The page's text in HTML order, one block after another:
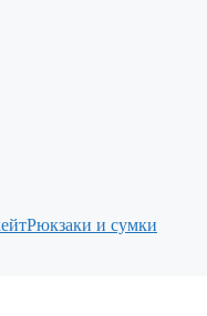
Рюкзаки и сумки